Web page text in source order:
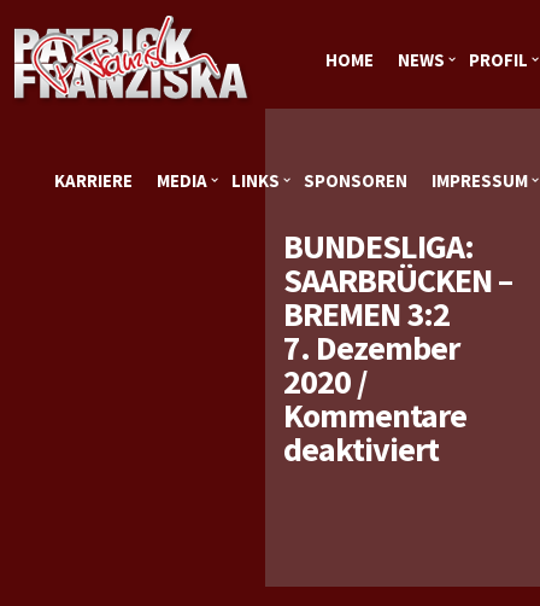
HOME NEWS PROFIL
KARRIERE MEDIA LINKS SPONSOREN IMPRESSUM
BUNDESLIGA:
SAARBRÜCKEN –
BREMEN 3:2
7. Dezember
2020/
Kommentare
deaktiviertfür